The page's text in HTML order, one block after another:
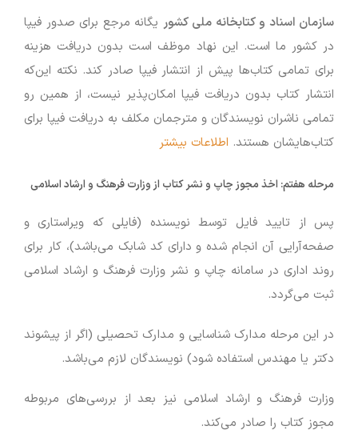
سازمان اسناد و کتابخانه ملی کشور یگانه مرجع برای صدور فیپا
در کشور ما است. این نهاد موظف است بدون دریافت هزینه
برای تمامی کتاب‌ها پیش از انتشار فیپا صادر کند. نکته این‌که
انتشار کتاب بدون دریافت فیپا امکان‌پذیر نیست، از همین رو
تمامی ناشران نویسندگان و مترجمان مکلف به دریافت فیپا برای
کتاب‌هایشان هستند. اطلاعات بیشتر
مرحله هفتم: اخذ مجوز چاپ و نشر کتاب از وزارت فرهنگ و ارشاد اسلامی
پس از تایید فایل توسط نویسنده (فایلی که ویراستاری و
صفحه‌آرایی آن انجام شده و دارای کد شابک می‌باشد)، کار برای
روند اداری در سامانه چاپ و نشر وزارت فرهنگ و ارشاد اسلامی
ثبت می‌گردد.
در این مرحله مدارک شناسایی و مدارک تحصیلی (اگر از پیشوند
دکتر یا مهندس استفاده شود) نویسندگان لازم می‌باشد.
وزارت فرهنگ و ارشاد اسلامی نیز بعد از بررسی‌های مربوطه
مجوز کتاب را صادر می‌کند.